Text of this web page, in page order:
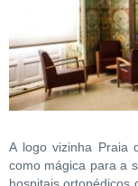
A logo vizinha Praia
como mágica para a